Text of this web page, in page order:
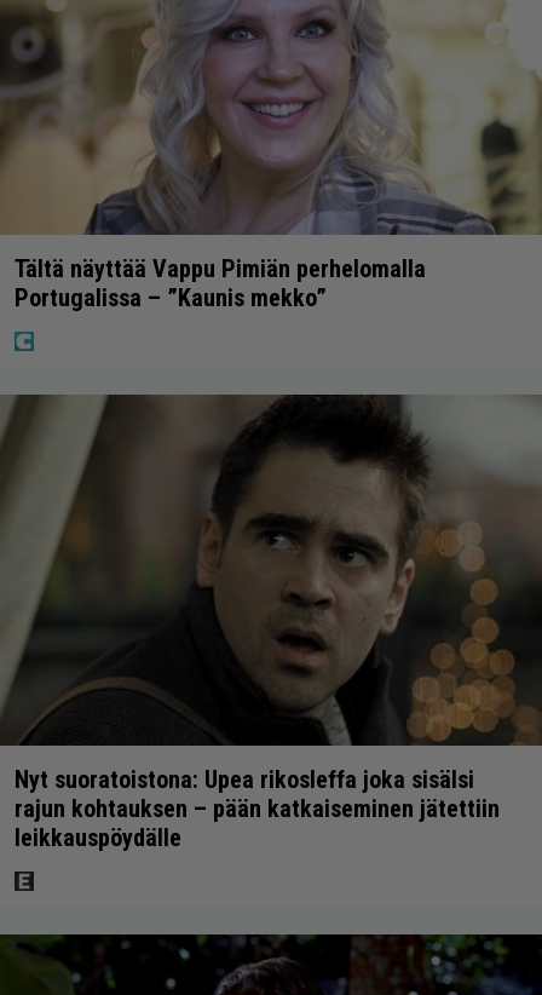
Tältä näyttää Vappu Pimiän perhelomalla
Portugalissa – ”Kaunis mekko”
Nyt suoratoistona: Upea rikosleffa joka sisälsi
rajun kohtauksen – pään katkaiseminen jätettiin
leikkauspöydälle